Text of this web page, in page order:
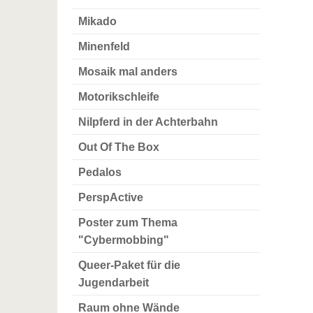
Mikado
Minenfeld
Mosaik mal anders
Motorikschleife
Nilpferd in der Achterbahn
Out Of The Box
Pedalos
PerspActive
Poster zum Thema
"Cybermobbing"
Queer-Paket für die
Jugendarbeit
Raum ohne Wände